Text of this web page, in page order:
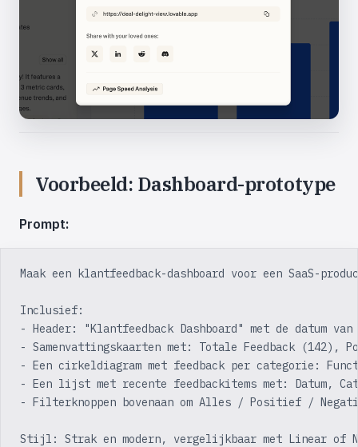
Voorbeeld: Dashboard-prototype
Prompt:
Maak een klantfeedback-dashboard voor een SaaS-
Inclusief:
- Header: "Klantfeedback Dashboard" met de datum van
- Samenvattingskaarten met: Totale Feedback (142),
- Een cirkeldiagram met feedback per categorie:
- Een lijst met recente feedbackitems met: Datum,
- Filterknoppen bovenaan om Alles / Positief /
Stijl: Strak en modern, vergelijkbaar met Linear of